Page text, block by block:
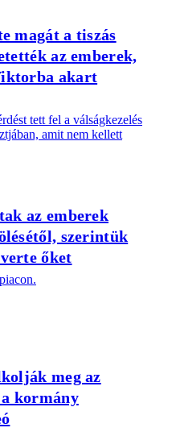
magát a tiszás
az emberek,
akart
tett fel a válságkezelés
amit nem kellett
az emberek
szerintük
őket
meg az
kormány